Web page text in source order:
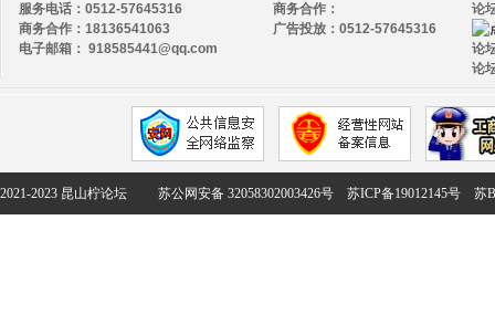
服务电话：0512-57645316
商务合作：18136541063
电子邮箱： 918585441@qq.com
论
论
论
商务合作：
广告投放：0512-57645316
2021-2023 昆山柠论坛 苏公网安备 32058302003426号 苏ICP备19012145号 苏